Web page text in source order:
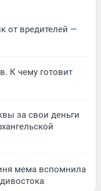
от вредителей —
К чему готовит
за свои деньги
мема вспомнила